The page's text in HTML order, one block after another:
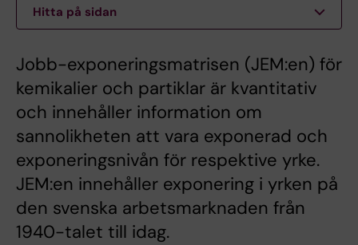
Hitta på sidan
Jobb-exponeringsmatrisen (JEM:en) för
kemikalier och partiklar är kvantitativ
och innehåller information om
sannolikheten att vara exponerad och
exponeringsnivån för respektive yrke.
JEM:en innehåller exponering i yrken på
den svenska arbetsmarknaden från
1940-talet till idag.